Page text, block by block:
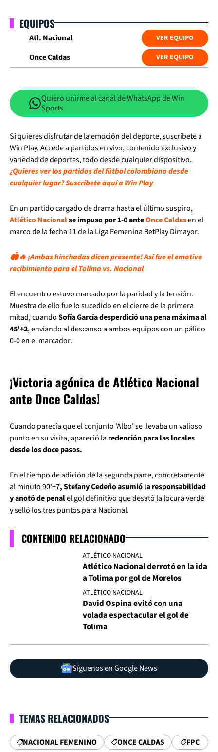
EQUIPOS
Atl. Nacional VER EQUIPO
Once Caldas VER EQUIPO
Quiero unirme al canal de WhatsApp de Win
Sports
Si quieres disfrutar de la emoción del deporte, suscríbete a
Win Play. Accede a partidos en vivo, contenido exclusivo y
variedad de deportes, todo desde cualquier dispositivo.
¿Quieres ver los partidos del fútbol colombiano desde
cualquier lugar? Suscríbete aquí a Win Play
En un partido cargado de drama hasta el último suspiro,
Atlético Nacionalse impuso por 1-0 anteOnce Caldasen el
marco de la fecha 11 de la Liga Femenina BetPlay Dimayor.
🏟️🔥 ¡Ambas hinchadas dicen presente! Así fue el emotivo
recibimiento para el Tolima vs. Nacional
El encuentro estuvo marcado por la paridad y la tensión.
Muestra de ello fue lo sucedido en el cierre de la primera
mitad, cuandoSofía García desperdició una pena máxima al
45'+2, enviando al descanso a ambos equipos con un pálido
0-0 en el marcador.
¡Victoria agónica de Atlético Nacional
ante Once Caldas!
Cuando parecía que el conjunto 'Albo' se llevaba un valioso
punto en su visita, apareció la redención para las locales
desde los doce pasos.
En el tiempo de adición de la segunda parte, concretamente
al minuto 90'+7, Stefany Cedeño asumió la responsabilidad
y anotó de penalel gol definitivo que desató la locura verde
y selló los tres puntos para Nacional.
CONTENIDO RELACIONADO
ATLÉTICO NACIONAL
Atlético Nacional derrotó en la ida
a Tolima por gol de Morelos
ATLÉTICO NACIONAL
David Ospina evitó con una
volada espectacular el gol de
Tolima
Síguenos en Google News
TEMAS RELACIONADOS
NACIONAL FEMENINO ONCE CALDAS FPC